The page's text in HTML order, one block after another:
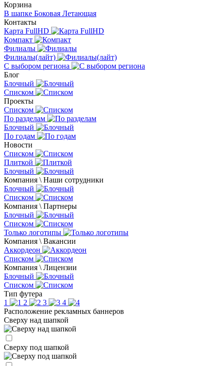
Корзина
В шапке Боковая Летающая
Контакты
Карта FullHD
Компакт
Филиалы
Филиалы(лайт)
С выбором региона
Блог
Блочный
Списком
Проекты
Списком
По разделам
Блочный
По годам
Новости
Списком
Плиткой
Блочный
Компания \ Наши сотрудники
Блочный
Списком
Компания \ Партнеры
Блочный
Списком
Только логотипы
Компания \ Вакансии
Аккордеон
Списком
Компания \ Лицензии
Блочный
Списком
Тип футера
1
2 3
4
Расположение рекламных баннеров
Сверху над шапкой
Сверху под шапкой